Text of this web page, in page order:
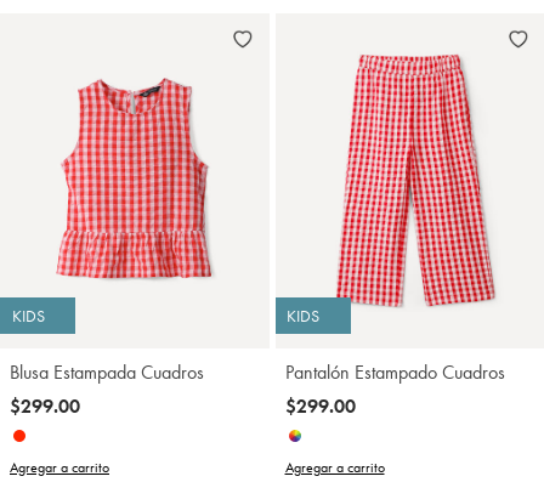
KIDS
Blusa Estampada Cuadros
$299.00
Agregar a carrito
KIDS
Pantalón Estampado Cuadros
$299.00
Agregar a carrito